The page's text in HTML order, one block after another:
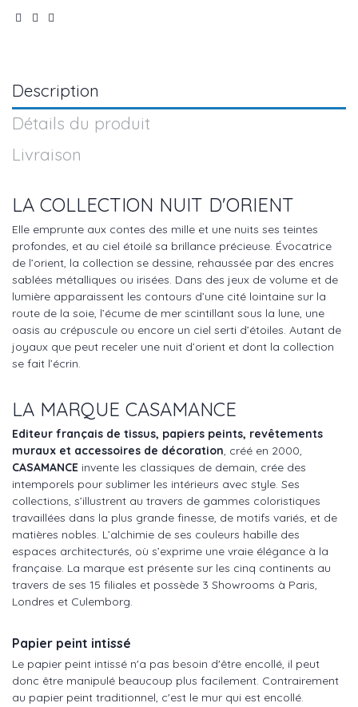
Description
Détails du produit
Livraison
LA COLLECTION NUIT D'ORIENT
Elle emprunte aux contes des mille et une nuits ses teintes
profondes, et au ciel étoilé sa brillance précieuse. Évocatrice
de l’orient, la collection se dessine, rehaussée par des encres
sablées métalliques ou irisées. Dans des jeux de volume et de
lumière apparaissent les contours d’une cité lointaine sur la
route de la soie, l’écume de mer scintillant sous la lune, une
oasis au crépuscule ou encore un ciel serti d’étoiles. Autant de
joyaux que peut receler une nuit d’orient et dont la collection
se fait l’écrin.
LA MARQUE CASAMANCE
Editeur français de tissus, papiers peints, revêtements
muraux et accessoires de décoration, créé en 2000,
CASAMANCE invente les classiques de demain, crée des
intemporels pour sublimer les intérieurs avec style. Ses
collections, s’illustrent au travers de gammes coloristiques
travaillées dans la plus grande finesse, de motifs variés, et de
matières nobles. L’alchimie de ses couleurs habille des
espaces architecturés, où s’exprime une vraie élégance à la
française. La marque est présente sur les cinq continents au
travers de ses 15 filiales et possède 3 Showrooms à Paris,
Londres et Culemborg.
Papier peint intissé
Le papier peint intissé n'a pas besoin d'être encollé, il peut
donc être manipulé beaucoup plus facilement. Contrairement
au papier peint traditionnel, c'est le mur qui est encollé.